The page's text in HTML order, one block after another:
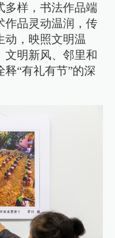
多样，书法作品端
作品灵动温润，传
动，映照文明温
文明新风、邻里和
“有礼有节”的深